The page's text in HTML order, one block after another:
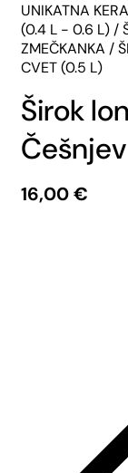
UNIKATNA
(0.4 L - 0.6 L) /
ZMEČKANKA /
CVET (0.5 L)
Širok
16,00€